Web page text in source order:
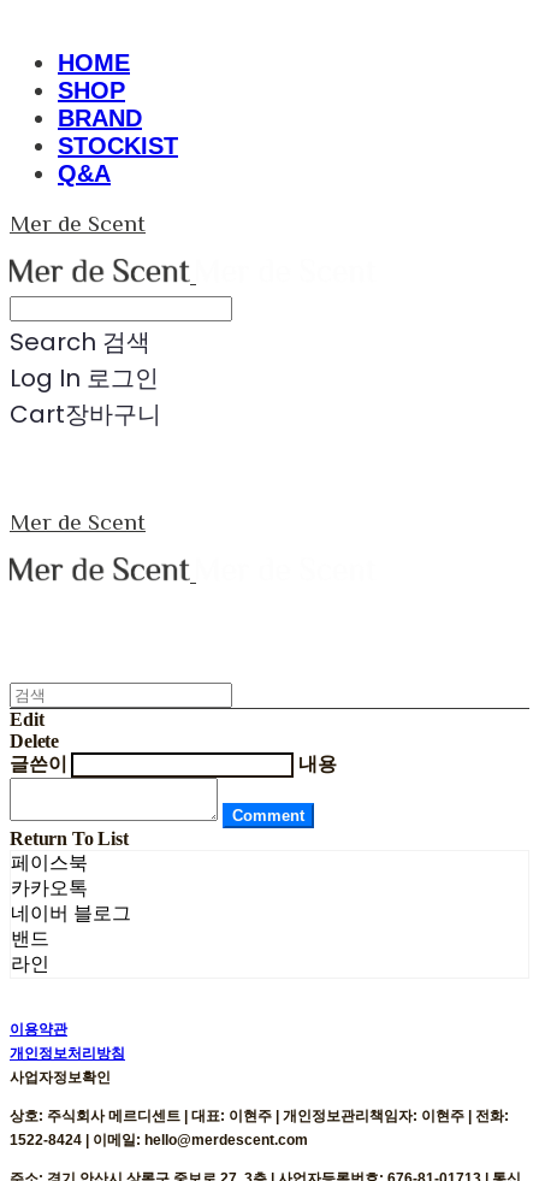
HOME
SHOP
BRAND
STOCKIST
Q&A
Mer de Scent
Search 검색
Log In 로그인
Cart장바구니
Mer de Scent
Edit
Delete
글쓴이
내용
Comment
Return To List
페이스북
카카오톡
네이버 블로그
밴드
라인
이용약관
개인정보처리방침
사업자정보확인
상호: 주식회사 메르디센트 | 대표: 이현주 | 개인정보관리책임자: 이현주 | 전화:
1522-8424 | 이메일: hello@merdescent.com